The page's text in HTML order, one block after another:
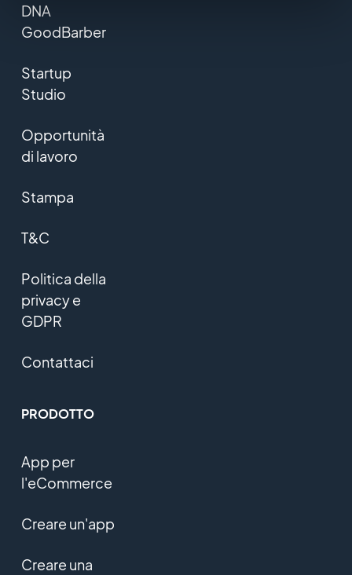
DNA
GoodBarber
Startup
Studio
Opportunità
di lavoro
Stampa
T&C
Politica della
privacy e
GDPR
Contattaci
PRODOTTO
App per
l'eCommerce
Creare un'app
Creare una